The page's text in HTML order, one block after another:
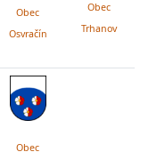
Obec
Osvračín
Obec
Trhanov
Obec